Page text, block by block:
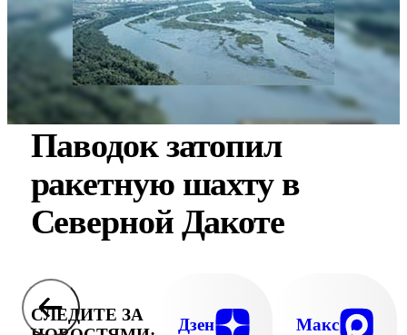
Паводок затопил
ракетную шахту в
Северной Дакоте
СЛЕДИТЕ ЗА
Дзен Макс